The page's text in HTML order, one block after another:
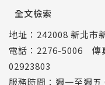
全文檢索
地址：242008 新北
電話：2276-5006 傳
02923803
服務時間：週一至週五